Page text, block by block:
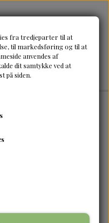
fra tredjeparter til at
til markedsføring og til at
anvendes af
dit samtykke ved at
på siden.